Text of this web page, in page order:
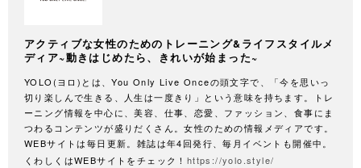
アクティブな女性のためのトレーニング&ライフスタイルメ
ディア~動きはじめたら、きれいが始まった~
YOLO(ヨロ)とは、You Only Live Onceの頭文字で、「今を思いっ
切り楽しんで生きる、人生は一度きり」という意味を持ちます。トレ
ーニング情報を中心に、美容、仕事、恋愛、ファッション、食事にま
つわるコンテンツが盛りだくさん。女性のための情報メディアです。
WEBサイトは毎日更新。雑誌は年4回発行、毎月イベントも開催中。
くわしくはWEBサイトをチェック！ https://yolo.style/